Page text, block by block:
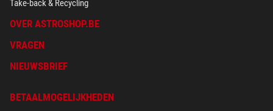
Take-back & Recycling
OVER ASTROSHOP.BE
VRAGEN
NIEUWSBRIEF
BETAALMOGELIJKHEDEN